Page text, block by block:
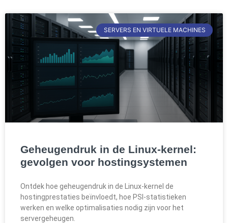
SERVERS EN VIRTUELE MACHINES
Geheugendruk in de Linux-kernel:
gevolgen voor hostingsystemen
Ontdek hoe geheugendruk in de Linux-kernel de
hostingprestaties beïnvloedt, hoe PSI-statistieken
werken en welke optimalisaties nodig zijn voor het
servergeheugen.